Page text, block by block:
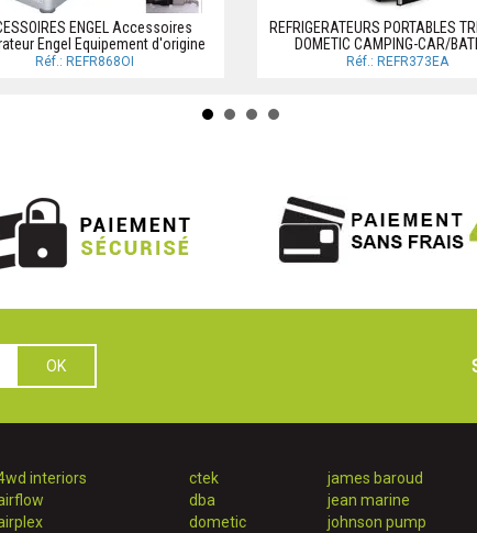
ENGEL Accessoires
Engel Equipement d'origine
Réf.: REFR868OI
REFRIGERATEURS PORTABLES
DOMETIC CAMPING-CAR/
Réf.: REFR373EA
interiors
ctek
dba
dometic
james baroud
jean marine
johnson pump